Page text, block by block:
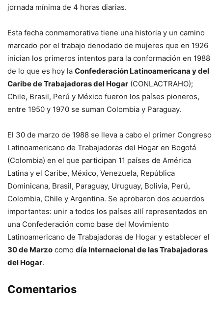
jornada mínima de 4 horas diarias.
Esta fecha conmemorativa tiene una historia y un camino
marcado por el trabajo denodado de mujeres que en 1926
inician los primeros intentos para la conformación en 1988
de lo que es hoy la Confederación Latinoamericana y del
Caribe de Trabajadoras del Hogar (CONLACTRAHO);
Chile, Brasil, Perú y México fueron los países pioneros,
entre 1950 y 1970 se suman Colombia y Paraguay.
El 30 de marzo de 1988 se lleva a cabo el primer Congreso
Latinoamericano de Trabajadoras del Hogar en Bogotá
(Colombia) en el que participan 11 países de América
Latina y el Caribe, México, Venezuela, República
Dominicana, Brasil, Paraguay, Uruguay, Bolivia, Perú,
Colombia, Chile y Argentina. Se aprobaron dos acuerdos
importantes: unir a todos los países allí representados en
una Confederación como base del Movimiento
Latinoamericano de Trabajadoras de Hogar y establecer el
30 de Marzo como día Internacional de las Trabajadoras
del Hogar.
Comentarios